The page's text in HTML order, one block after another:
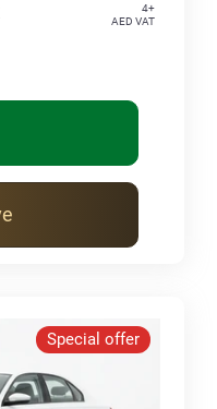
+4
AED VAT
Special offer